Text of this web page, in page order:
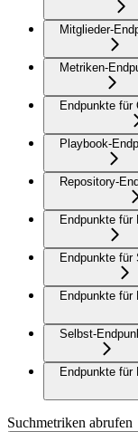
Mitglieder-
Metriken-
Endpunkte für
Playbook-
Repository-
Endpunkte für
Endpunkte für
Endpunkte für
Selbst-
Endpunkte für
Suchmetriken abrufen